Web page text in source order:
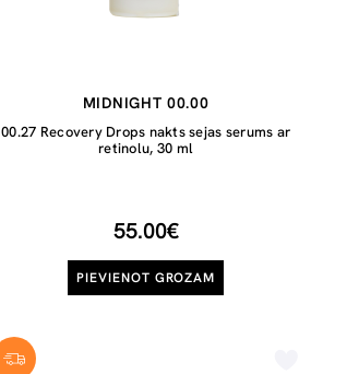
MIDNIGHT 00.00
00.27 Recovery Drops nakts sejas serums ar
retinolu, 30 ml
55.00€
PIEVIENOT GROZAM